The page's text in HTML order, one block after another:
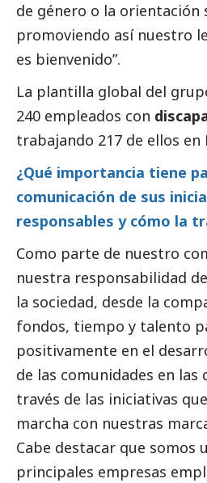
de género o la orientación
promoviendo así nuestro
es bienvenido”.
La plantilla global del
240 empleados con
trabajando 217 de ellos
¿Qué importancia tiene
comunicación de sus
responsables y cómo la
Como parte de nuestro
nuestra responsabilidad
la sociedad, desde la
fondos, tiempo y talento
positivamente en el
de las comunidades en las
través de las iniciativas
marcha con nuestras
Cabe destacar que somos
principales empresas